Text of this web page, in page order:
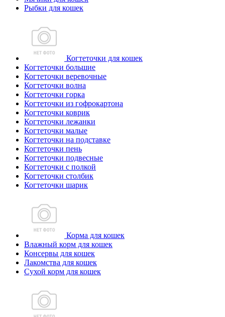
Рыбки для кошек
Когтеточки для кошек
Когтеточки большие
Когтеточки веревочные
Когтеточки волна
Когтеточки горка
Когтеточки из гофрокартона
Когтеточки коврик
Когтеточки лежанки
Когтеточки малые
Когтеточки на подставке
Когтеточки пень
Когтеточки подвесные
Когтеточки с полкой
Когтеточки столбик
Когтеточки шарик
Корма для кошек
Влажный корм для кошек
Консервы для кошек
Лакомства для кошек
Сухой корм для кошек